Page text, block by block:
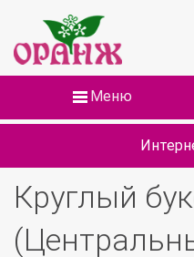
Меню
Круглый